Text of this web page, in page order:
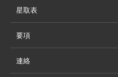
星取表
要項
連絡